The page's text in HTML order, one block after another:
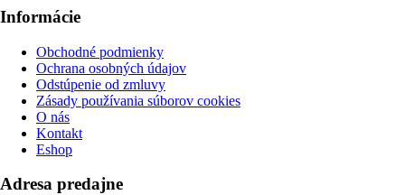
Informácie
Obchodné podmienky
Ochrana osobných údajov
Odstúpenie od zmluvy
Zásady používania súborov cookies
O nás
Kontakt
Eshop
Adresa predajne